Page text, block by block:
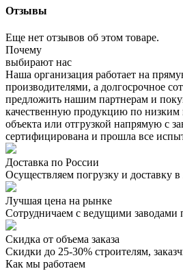
Отзывы
Еще нет отзывов об этом товаре.
Почему
выбирают нас
Наша организация работает на
производителями, а долгосрочное
предложить нашим партнерам и
качественную продукцию по низким
объекта или отгрузкой напрямую с
сертифицирована и прошла все
Доставка по России
Осуществляем погрузку и доставку
Лучшая цена на рынке
Сотрудничаем с ведущими заводами
Скидка от объема заказа
Скидки до 25-30% строителям,
Как мы работаем